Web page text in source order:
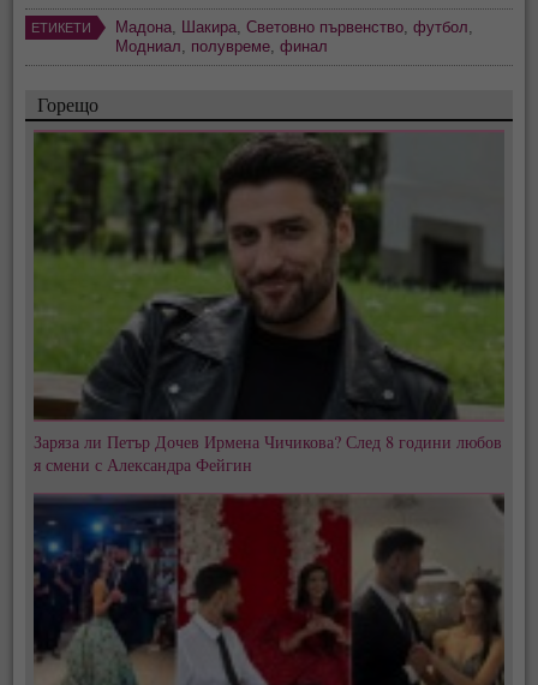
ЕТИКЕТИ Мадона, Шакира,Световно първенство,футбол,
Модниал, полувреме,финал
Горещо
Заряза ли Петър Дочев Ирмена Чичикова? След 8 години любов
я смени с Александра Фейгин